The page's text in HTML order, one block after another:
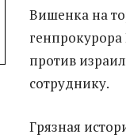
Вишенка на
против
сотруднику.
Грязная